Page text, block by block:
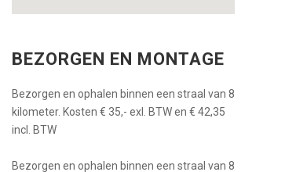
BEZORGEN EN MONTAGE
Bezorgen en ophalen binnen een straal van 8
kilometer. Kosten € 35,- exl. BTW en € 42,35
incl. BTW
Bezorgen en ophalen binnen een straal van 8